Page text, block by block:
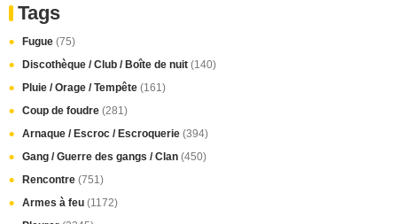
Tags
Fugue (75)
Discothèque / Club / Boîte de nuit (140)
Pluie / Orage / Tempête (161)
Coup de foudre (281)
Arnaque / Escroc / Escroquerie (394)
Gang / Guerre des gangs / Clan (450)
Rencontre (751)
Armes à feu (1172)